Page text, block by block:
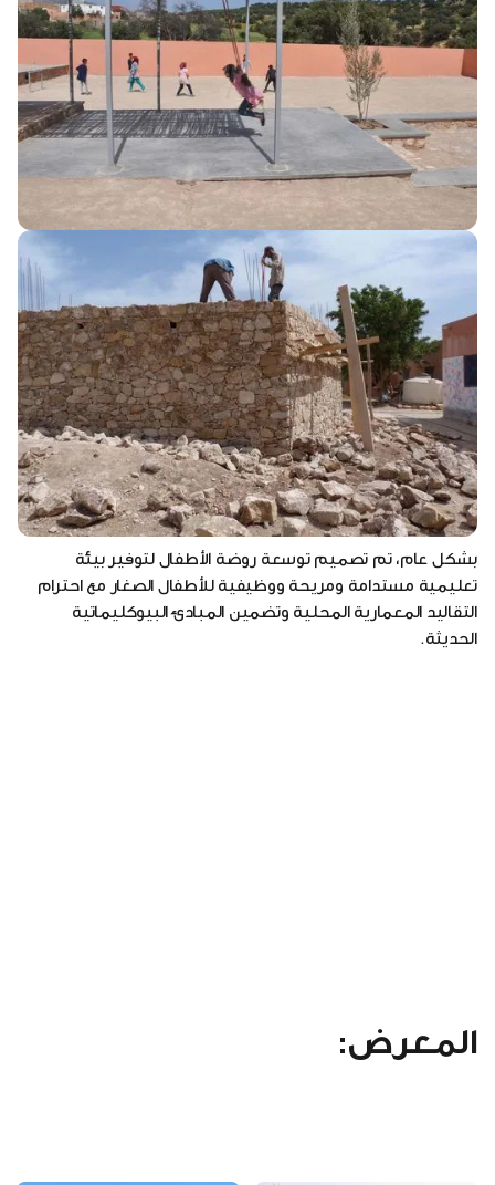
بشكل عام، تم تصميم توسعة روضة الأطفال لتوفير بيئة
تعليمية مستدامة ومريحة ووظيفية للأطفال الصغار مع احترام
التقاليد المعمارية المحلية وتضمين المبادئ البيوكليماتية
الحديثة.
المعرض: